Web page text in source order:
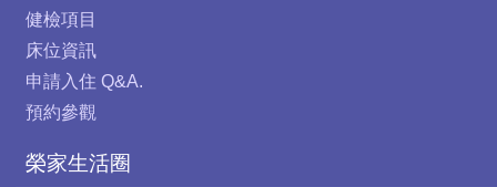
健檢項目
床位資訊
申請入住 Q&A.
預約參觀
榮家生活圈